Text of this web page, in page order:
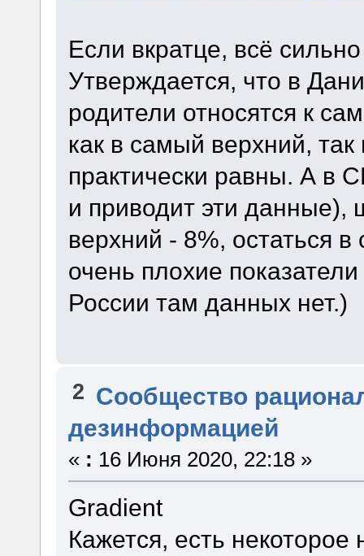
Если вкратце, всё
Утверждается, что в
родители относятся к
как в самый верхний,
практически равны. А в
и приводит эти
верхний - 8%, остаться
очень плохие
России там данных нет.)
2 Сообщество
дезинформацией
« : 16 Июня 2020, 22:18 »
Gradient
Кажется, есть